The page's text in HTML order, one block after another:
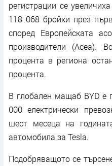
регистрации се
118 068 бройки през
според Европейската
производители (Acea).
процента в региона
процента.
В глобален мащаб BYD е
000 електрически
шест месеца на
автомобила за Tesla.
Подобряващото се